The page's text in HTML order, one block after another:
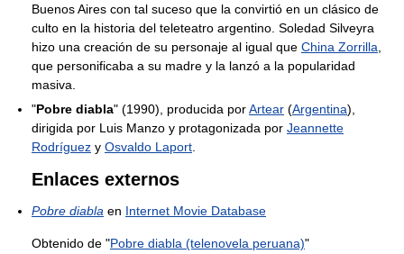
Buenos Aires con tal suceso que la convirtió en un clásico de
culto en la historia del teleteatro argentino. Soledad Silveyra
hizo una creación de su personaje al igual que China Zorrilla
que personificaba a su madre y la lanzó a la popularidad
masiva.
"Pobre diabla" (1990), producida porArtear (Argentina),
dirigida por Luis Manzo y protagonizada por Jeannette
Rodríguez y Osvaldo Laport
Enlaces externos
Pobre diabla en Internet Movie Database
Obtenido de "Pobre diabla (telenovela peruana)"